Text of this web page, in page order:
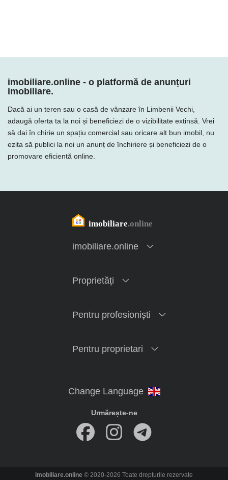
imobiliare.online - o platformă de anunțuri
imobiliare.
Dacă ai un teren sau o casă de vânzare în Limbenii Vechi,
adaugă oferta ta la noi și beneficiezi de o vizibilitate extinsă. Vrei
să dai în chirie un spațiu comercial sau oricare alt bun imobil, nu
ezita să publici la noi un anunț de închiriere și beneficiezi de o
promovare eficientă online.
imobiliare.online
Proprietăți
Pentru profesioniști
Pentru proprietari
Urmărește-ne
imobiliare.online © 2020-2026 Toate drepturile rezervate